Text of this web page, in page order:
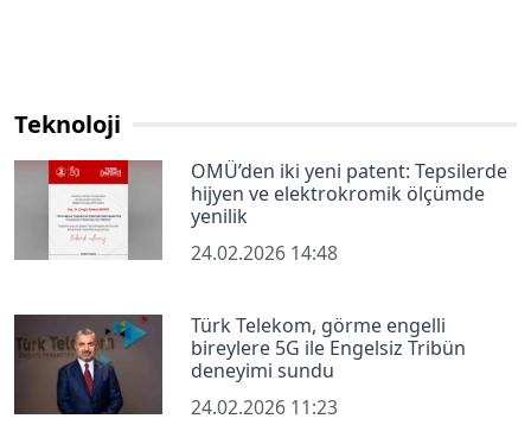
Teknoloji
OMÜ’den iki yeni patent: Tepsilerde
hijyen ve elektrokromik ölçümde
yenilik
24.02.2026 14:48
Türk Telekom, görme engelli
bireylere 5G ile Engelsiz Tribün
deneyimi sundu
24.02.2026 11:23